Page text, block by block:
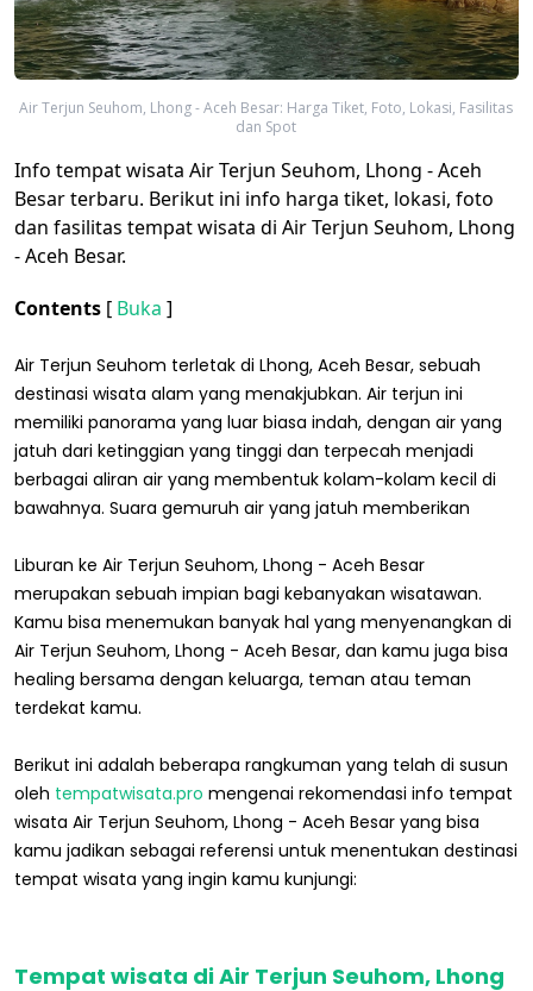
Air Terjun Seuhom, Lhong - Aceh Besar: Harga Tiket, Foto, Lokasi, Fasilitas
dan Spot
Info tempat wisata Air Terjun Seuhom, Lhong - Aceh
Besar terbaru. Berikut ini info harga tiket, lokasi, foto
dan fasilitas tempat wisata di Air Terjun Seuhom, Lhong
- Aceh Besar.
Contents [ Buka ]
Air Terjun Seuhom terletak di Lhong, Aceh Besar, sebuah
destinasi wisata alam yang menakjubkan. Air terjun ini
memiliki panorama yang luar biasa indah, dengan air yang
jatuh dari ketinggian yang tinggi dan terpecah menjadi
berbagai aliran air yang membentuk kolam-kolam kecil di
bawahnya. Suara gemuruh air yang jatuh memberikan
Liburan ke Air Terjun Seuhom, Lhong - Aceh Besar
merupakan sebuah impian bagi kebanyakan wisatawan.
Kamu bisa menemukan banyak hal yang menyenangkan di
Air Terjun Seuhom, Lhong - Aceh Besar, dan kamu juga bisa
healing bersama dengan keluarga, teman atau teman
terdekat kamu.
Berikut ini adalah beberapa rangkuman yang telah di susun
oleh tempatwisata.pro mengenai rekomendasi info tempat
wisata Air Terjun Seuhom, Lhong - Aceh Besar yang bisa
kamu jadikan sebagai referensi untuk menentukan destinasi
tempat wisata yang ingin kamu kunjungi:
Tempat wisata di Air Terjun Seuhom, Lhong